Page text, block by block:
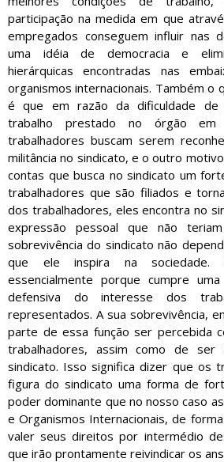
participação na medida em que
empregados conseguem influir nas
uma idéia de democracia e
hierárquicas encontradas nas
organismos internacionais. Também o
é que em razão da dificuldade de
trabalho prestado no órgão em
trabalhadores buscam serem
militância no sindicato, e o outro
contas que busca no sindicato um
trabalhadores que são filiados e
dos trabalhadores, eles encontra no
expressão pessoal que não
sobrevivência do sindicato não
que ele inspira na sociedade.
essencialmente porque cumpre
defensiva do interesse dos
representados. A sua sobrevivência,
parte de essa função ser percebida
trabalhadores, assim como de ser
sindicato. Isso significa dizer que os
figura do sindicato uma forma de
poder dominante que no nosso caso
e Organismos Internacionais, de
valer seus direitos por intermédio
que irão prontamente reivindicar os